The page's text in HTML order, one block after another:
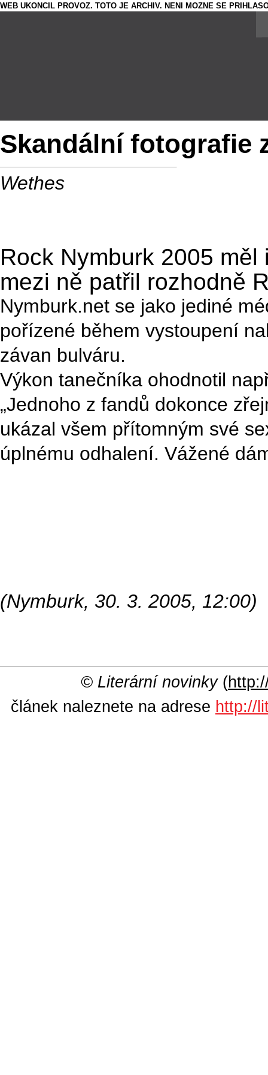
WEB UKONCIL PROVOZ. TOTO JE ARCHIV. NENI MOZNE SE
Skandální fotografie
Wethes
Rock Nymburk 2005
mezi ně patřil rozhodně
Nymburk.net se jako jediné
pořízené během vystoupení
závan bulváru.
Výkon tanečníka ohodnotil
„Jednoho z fandů dokonce
ukázal všem přítomným své
úplnému odhalení. Vážené
(Nymburk, 30. 3. 2005, 12:00)
© Literární novinky(
článek naleznete na adrese http://